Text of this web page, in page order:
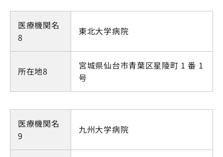
医療機関名
8
東北大学病院
所在地8
宮城県仙台市青葉区星陵町 1 番 1
号
医療機関名
9
九州大学病院